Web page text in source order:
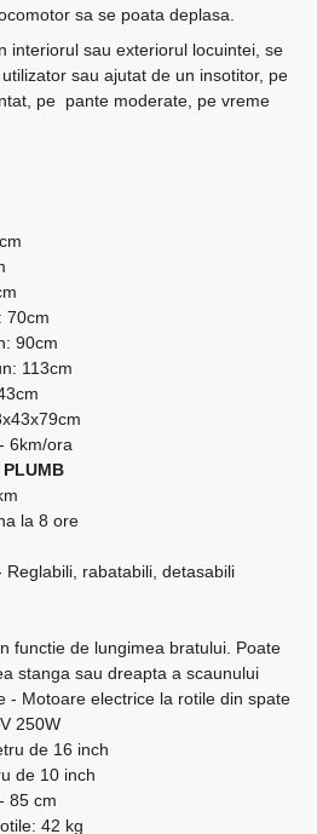
sa se poata deplasa.
interiorul sau exteriorul locuintei, se
sau ajutat de un insotitor, pe
pe pante moderate, pe vreme
70cm
90cm
113cm
6km/ora
PLUMB
la 8 ore
Reglabili, rabatabili, detasabili
functie de lungimea bratului. Poate
stanga sau dreapta a scaunului
- Motoare electrice la rotile din spate
250W
de 16 inch
de 10 inch
85 cm
42 kg